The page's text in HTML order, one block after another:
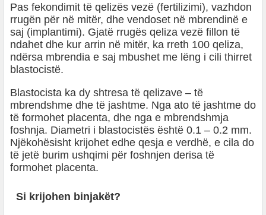
Pas fekondimit të qelizës vezë (fertilizimi), vazhdon
rrugën për në mitër, dhe vendoset në mbrendinë e
saj (implantimi). Gjatë rrugës qeliza vezë fillon të
ndahet dhe kur arrin në mitër, ka rreth 100 qeliza,
ndërsa mbrendia e saj mbushet me lëng i cili thirret
blastocistë.
Blastocista ka dy shtresa të qelizave – të
mbrendshme dhe të jashtme. Nga ato të jashtme do
të formohet placenta, dhe nga e mbrendshmja
foshnja. Diametri i blastocistës është 0.1 – 0.2 mm.
Njëkohësisht krijohet edhe qesja e verdhë, e cila do
të jetë burim ushqimi për foshnjen derisa të
formohet placenta.
Si krijohen binjakët?